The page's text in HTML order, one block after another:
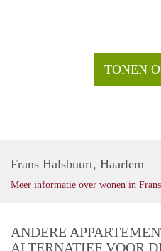
TONEN
Frans Halsbuurt, Haarlem
Meer informatie over wonen in
ANDERE
ALTERNATIEF VOOR